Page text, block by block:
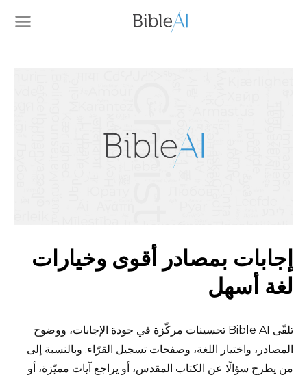
إجابات بمصادر أقوى وخيارات
لغة أسهل
تلقّى Bible AI تحسينات مركّزة في جودة الإجابات، ووضوح
المصادر، واختيار اللغة، وصفحات تسجيل القرّاء. وبالنسبة إلى
من يطرح سؤالًا عن الكتاب المقدس، أو يراجع آيات مميّزة، أو